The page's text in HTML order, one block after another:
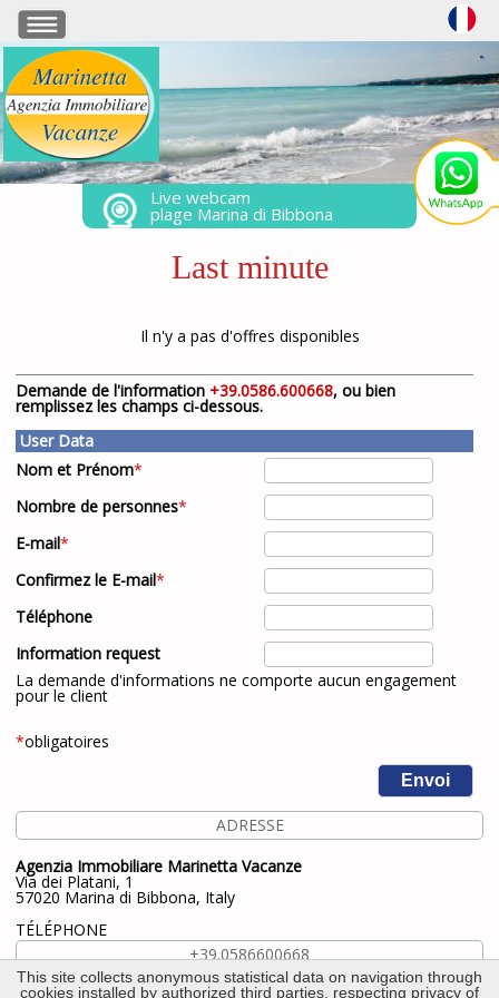
Live webcam
plage Marina di Bibbona
Last minute
Il n'y a pas d'offres disponibles
Demande de l'information +39.0586.600668, ou bien
remplissez les champs ci-dessous.
User Data
Nom et Prénom*
Nombre de personnes*
E-mail*
Confirmez le E-mail*
Téléphone
Information request
La demande d'informations ne comporte aucun engagement
pour le client
*obligatoires
ADRESSE
Agenzia Immobiliare Marinetta Vacanze
Via dei Platani, 1
57020 Marina di Bibbona, Italy
TÉLÉPHONE
+39.0586600668
+39.333.9562004
This site collects anonymous statistical data on navigation through
cookies installed by authorized third parties, respecting privacy of